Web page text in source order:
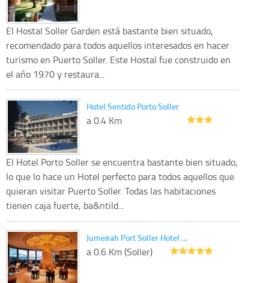
El Hostal Soller Garden está bastante bien situado,
recomendado para todos aquellos interesados en hacer
turismo en Puerto Soller. Este Hostal fue construido en
el año 1970 y restaura...
Hotel Sentido Porto Soller
a 0.4 Km
El Hotel Porto Soller se encuentra bastante bien situado,
lo que lo hace un Hotel perfecto para todos aquellos que
quieran visitar Puerto Soller. Todas las habitaciones
tienen caja fuerte, ba&ntild...
Jumeirah Port Soller Hotel …
a 0.6 Km (Soller)